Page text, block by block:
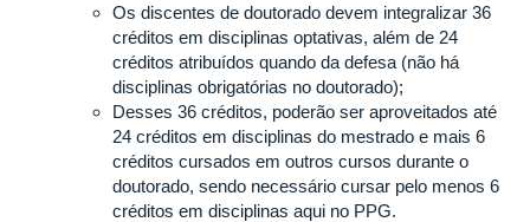
Os discentes de doutorado devem integralizar 36
créditos em disciplinas optativas, além de 24
créditos atribuídos quando da defesa (não há
disciplinas obrigatórias no doutorado);
Desses 36 créditos, poderão ser aproveitados até
24 créditos em disciplinas do mestrado e mais 6
créditos cursados em outros cursos durante o
doutorado, sendo necessário cursar pelo menos 6
créditos em disciplinas aqui no PPG.